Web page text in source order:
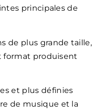
principales de
de plus grande taille,
format produisent
et plus définies
de musique et la